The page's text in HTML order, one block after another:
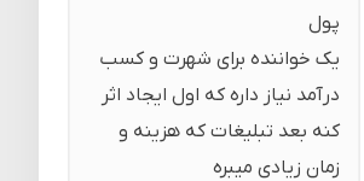
پول
یک خواننده برای شهرت و کسب
درآمد نیاز داره که اول ایجاد اثر
کنه بعد تبلیغات که هزینه و
زمان زیادی میبره